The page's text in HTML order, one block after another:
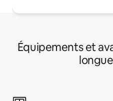
Équipements et